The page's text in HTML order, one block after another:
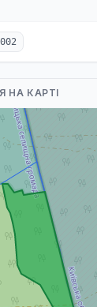
НА КАРТІ